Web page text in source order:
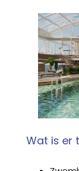
Wat is er